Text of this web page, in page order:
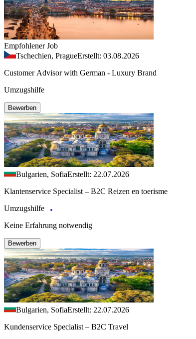
Empfohlener Job
Tschechien, PragueErstellt: 03.08.2026
Customer Advisor with German - Luxury Brand
Umzugshilfe
Bewerben
Bulgarien, SofiaErstellt: 22.07.2026
Klantenservice Specialist – B2C Reizen en toerisme
Umzugshilfe
Keine Erfahrung notwendig
Bewerben
Bulgarien, SofiaErstellt: 22.07.2026
Kundenservice Specialist – B2C Travel